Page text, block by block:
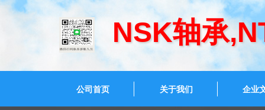
NSK轴承
公司首页 关于我们 企业